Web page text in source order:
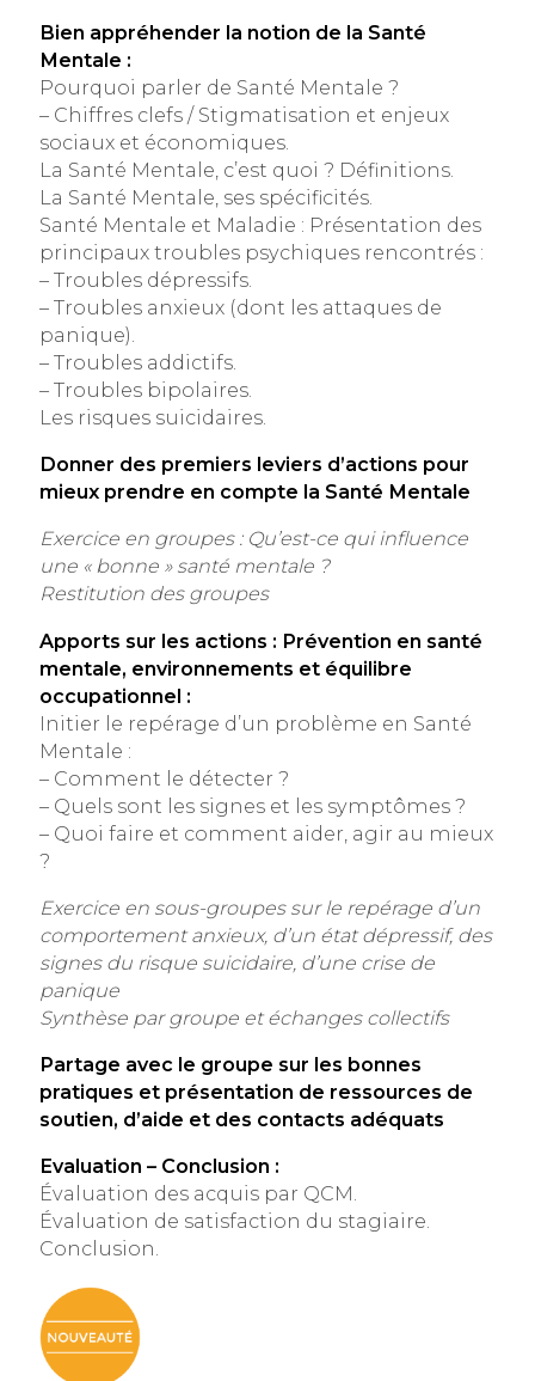
Bien appréhender la notion de la Santé
Mentale :
Pourquoi parler de Santé Mentale ?
– Chiffres clefs / Stigmatisation et enjeux
sociaux et économiques.
La Santé Mentale, c’est quoi ? Définitions.
La Santé Mentale, ses spécificités.
Santé Mentale et Maladie : Présentation des
principaux troubles psychiques rencontrés :
– Troubles dépressifs.
– Troubles anxieux (dont les attaques de
panique).
– Troubles addictifs.
– Troubles bipolaires.
Les risques suicidaires.
Donner des premiers leviers d’actions pour
mieux prendre en compte la Santé Mentale
Exercice en groupes : Qu’est-ce qui influence
une « bonne » santé mentale ?
Restitution des groupes
Apports sur les actions : Prévention en santé
mentale, environnements et équilibre
occupationnel :
Initier le repérage d’un problème en Santé
Mentale :
– Comment le détecter ?
– Quels sont les signes et les symptômes ?
– Quoi faire et comment aider, agir au mieux
?
Exercice en sous-groupes sur le repérage d’un
comportement anxieux, d’un état dépressif, des
signes du risque suicidaire, d’une crise de
panique
Synthèse par groupe et échanges collectifs
Partage avec le groupe sur les bonnes
pratiques et présentation de ressources de
soutien, d’aide et des contacts adéquats
Evaluation – Conclusion :
Évaluation des acquis par QCM.
Évaluation de satisfaction du stagiaire.
Conclusion.